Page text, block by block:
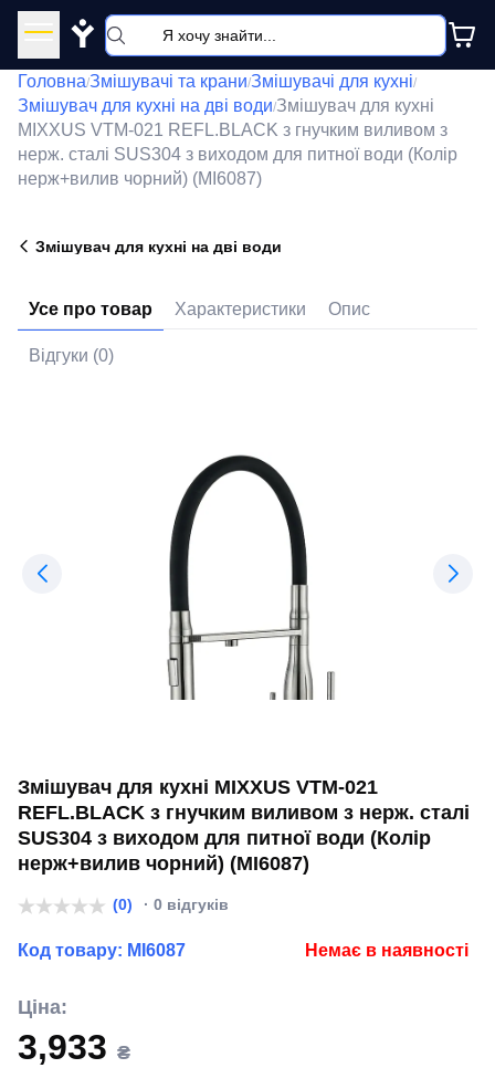
Y
Головна/Змішувачі та крани/Змішувачі для кухні/
Змішувач для кухні на дві води/Змішувач для кухні
MIXXUS VTM-021 REFL.BLACK з гнучким виливом з
нерж. сталі SUS304 з виходом для питної води (Колір
нерж+вилив чорний) (MI6087)
Змішувач для кухні на дві води
Усе про товар Характеристики Опис
Відгуки (0)
Змішувач для кухні MIXXUS VTM-021
REFL.BLACK з гнучким виливом з нерж. сталі
SUS304 з виходом для питної води (Колір
нерж+вилив чорний) (MI6087)
(0) · 0 відгуків
Код товару: MI6087 Немає в наявності
Ціна:
3,933 ₴